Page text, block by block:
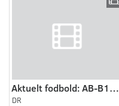
Aktuelt fodbold: AB-B1903 KB-Køge Frem-Viborg
DR